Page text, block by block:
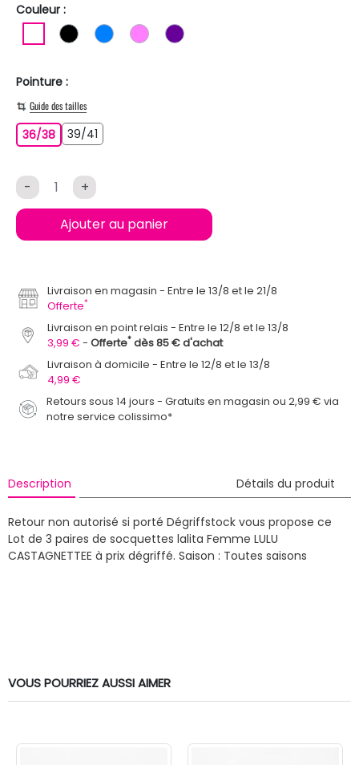
Couleur :
BLANCNOIR BLEU ROSE VIOLET
Pointure :
Guide des tailles
36/3836/38
39/41
- +
Ajouter au panier
Livraison en magasin
Entre le 13/8 et le 21/8
Offerte*
Livraison en point relais
Entre le 12/8 et le 13/8
3,99 €
Offerte* dès 85 € d'achat
Livraison à domicile
Entre le 12/8 et le 13/8
4,99 €
Retours sous 14 jours - Gratuits en magasin ou 2,99 € via
notre service colissimo*
Description Détails du produit
Retour non autorisé si porté Dégriffstock vous propose ce
Lot de 3 paires de socquettes lalita Femme LULU
CASTAGNETTEE à prix dégriffé. Saison : Toutes saisons
VOUS POURRIEZ AUSSI AIMER